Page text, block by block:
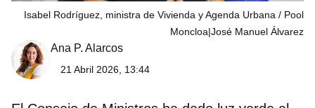
Isabel Rodríguez, ministra de Vivienda y Agenda Urbana
Pool
Moncloa|José Manuel Álvarez
Ana P. Alarcos
21 Abril 2026, 13:44